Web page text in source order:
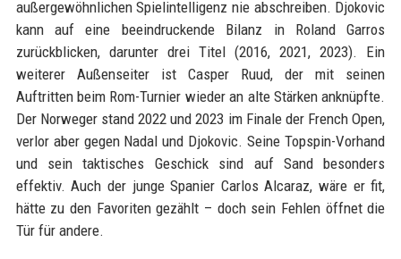
außergewöhnlichen Spielintelligenz nie abschreiben. Djokovic
kann auf eine beeindruckende Bilanz in Roland Garros
zurückblicken, darunter drei Titel (2016, 2021, 2023). Ein
weiterer Außenseiter ist Casper Ruud, der mit seinen
Auftritten beim Rom-Turnier wieder an alte Stärken anknüpfte.
Der Norweger stand 2022 und 2023 im Finale der French Open,
verlor aber gegen Nadal und Djokovic. Seine Topspin-Vorhand
und sein taktisches Geschick sind auf Sand besonders
effektiv. Auch der junge Spanier Carlos Alcaraz, wäre er fit,
hätte zu den Favoriten gezählt – doch sein Fehlen öffnet die
Tür für andere.